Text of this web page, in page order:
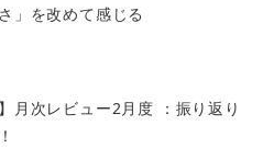
」を改めて感じる
月次レビュー2月度 ：振り返り